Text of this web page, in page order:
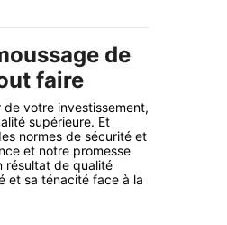
de
faire
votre investissement,
supérieure. Et
normes de sécurité et
et notre promesse
résultat de qualité
et sa ténacité face à la